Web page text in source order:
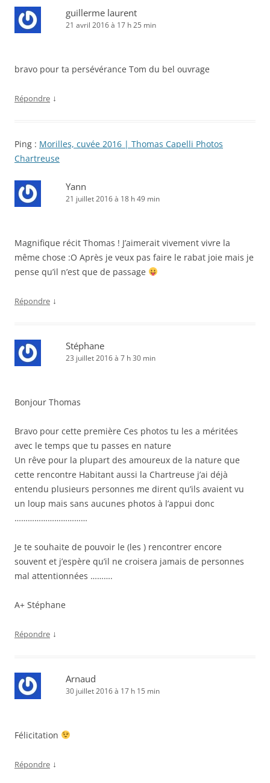
guillerme laurent
21 avril 2016 à 17 h 25 min
bravo pour ta persévérance Tom du bel ouvrage
Répondre ↓
Ping : Morilles, cuvée 2016 | Thomas Capelli Photos
Chartreuse
Yann
21 juillet 2016 à 18 h 49 min
Magnifique récit Thomas ! J’aimerait vivement vivre la
même chose :O Après je veux pas faire le rabat joie mais je
pense qu’il n’est que de passage
Répondre ↓
Stéphane
23 juillet 2016 à 7 h 30 min
Bonjour Thomas
Bravo pour cette première Ces photos tu les a méritées
avec le temps que tu passes en nature
Un rêve pour la plupart des amoureux de la nature que
cette rencontre Habitant aussi la Chartreuse j’ai déjà
entendu plusieurs personnes me dirent qu’ils avaient vu
un loup mais sans aucunes photos à l’appui donc
……………………………
Je te souhaite de pouvoir le (les ) rencontrer encore
souvent et j’espère qu’il ne croisera jamais de personnes
mal attentionnées ……….
A+ Stéphane
Répondre ↓
Arnaud
30 juillet 2016 à 17 h 15 min
Félicitation
Répondre ↓